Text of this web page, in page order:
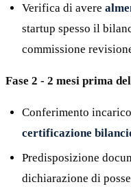
Verifica di avere
startup spesso il
commissione
Fase 2 - 2 mesi prima
Conferimento
certificazione
Predisposizione
dichiarazione di